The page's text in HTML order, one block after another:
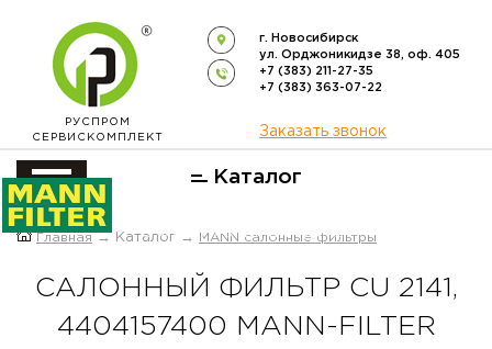
РУСПРОМ
СЕРВИСКОМПЛЕКТ
г. Новосибирск
ул. Орджоникидзе 38, оф. 405
+7 (383) 211-27-35
+7 (383) 363-07-22
Заказать звонок
Каталог
ОФИЦИАЛЬНЫЙ ДИСТРИБЬЮТОР
Главная → Каталог → MANN салонные фильтры
САЛОННЫЙ ФИЛЬТР CU 2141,
4404157400 MANN-FILTER